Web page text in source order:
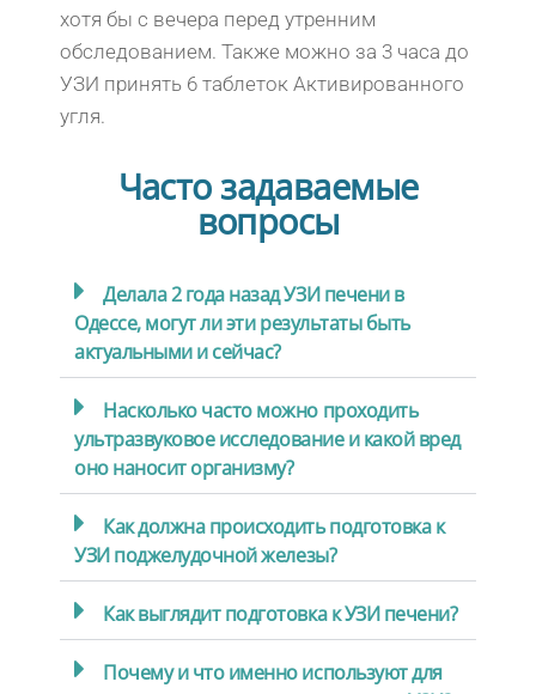
хотя бы с вечера перед утренним
обследованием. Также можно за 3 часа до
УЗИ принять 6 таблеток Активированного
угля.
Часто задаваемые
вопросы
Делала 2 года назад УЗИ печени в
Одессе, могут ли эти результаты быть
актуальными и сейчас?
Насколько часто можно проходить
ультразвуковое исследование и какой вред
оно наносит организму?
Как должна происходить подготовка к
УЗИ поджелудочной железы?
Как выглядит подготовка к УЗИ печени?
Почему и что именно используют для